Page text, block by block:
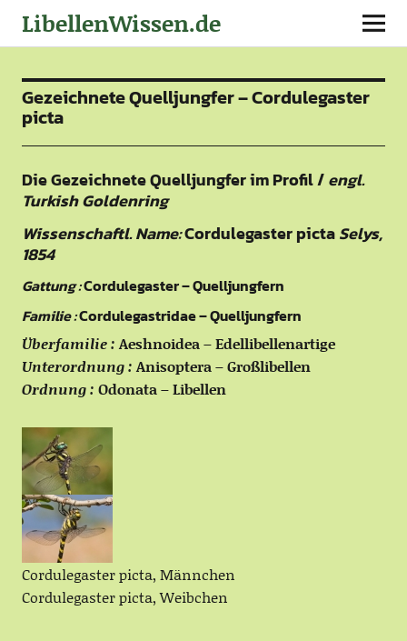
LibellenWissen.de
Gezeichnete Quelljungfer – Cordulegaster
picta
Die Gezeichnete Quelljungfer im Profil /engl.
Turkish Goldenring
Wissenschaftl. Name:Cordulegaster pictaSelys,
1854
Gattung :Cordulegaster – Quelljungfern
Familie :Cordulegastridae – Quelljungfern
Überfamilie :Aeshnoidea – Edellibellenartige
Unterordnung :Anisoptera – Großlibellen
Ordnung : Odonata – Libellen
Cordulegaster picta, Männchen
Cordulegaster picta, Weibchen